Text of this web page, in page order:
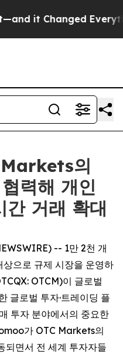
it Changed Everything
의
력해 개인
간 거래 확대
-- 1만 2천 개
으로 규제 시장을 운영하
OTCM)이 글로벌
글로벌 투자·트레이딩 플
투자 분야에서의 중요한
가 OTC Markets의
되면서 전 세계 투자자들